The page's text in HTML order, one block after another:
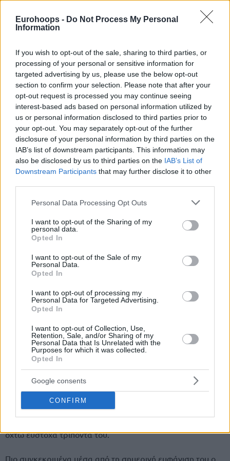
Eurohoops - Do Not Process My Personal
Information
If you wish to opt-out of the sale, sharing to third parties, or
processing of your personal or sensitive information for
targeted advertising by us, please use the below opt-out
section to confirm your selection. Please note that after your
opt-out request is processed you may continue seeing
interest-based ads based on personal information utilized by
us or personal information disclosed to third parties prior to
your opt-out. You may separately opt-out of the further
disclosure of your personal information by third parties on the
IAB’s list of downstream participants. This information may
also be disclosed by us to third parties on the IAB’s List of
Downstream Participants that may further disclose it to other
Please note that this website/app uses one or more Google
not limited to your visit or usage behaviour. You may click to
grant or deny consent to Google and its third-party tags to
use your data for below specified purposes in below Google
consent section.
Personal Data Processing Opt Outs
I want to opt-out of the Sharing of my
personal data.
Opted In
I want to opt-out of the Sale of my
Personal Data.
Opted In
I want to opt-out of processing my
Personal Data for Targeted Advertising.
Opted In
I want to opt-out of Collection, Use,
Retention, Sale, and/or Sharing of my
Personal Data that Is Unrelated with the
Purposes for which it was collected.
Opted In
Google consents
CONFIRM
Αναλυτικά όλα τα ρεκόρ που “έσπασε” και… “άγγιξε” ο
Σέρβος γκαρντ:
Ήταν η μέρα του Νεμάνια Νέντοβιτς και μέσα από αυτήν
όχι μόνο έβγαλε τον Παναθηναϊκό ΟΠΑΠ από τη δύσκολη
θέση στη Λάρισα, αλλά έφτασε σε μία σειρά από
οχτώ εύστοχα τρίποντα του.
Πιο συγκεκριμένα μέσα από τη σημερινή εμφάνιση του ο